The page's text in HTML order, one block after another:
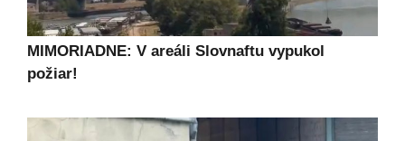
MIMORIADNE: V areáli Slovnaftu vypukol
požiar!